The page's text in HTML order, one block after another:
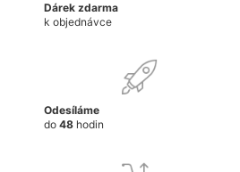
Dárek zdarma
k objednávce
Odesíláme
do 48hodin